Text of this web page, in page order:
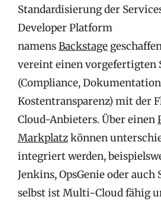
Standardisierung der
Developer Platform
namensBackstage
vereint einen vorgefertigten
(Compliance,
Kostentransparenz) mit der
Cloud-Anbieters. Über einen
Markplatzkönnen
integriert werden,
Jenkins, OpsGenie oder auch
selbst ist Multi-Cloud fähig